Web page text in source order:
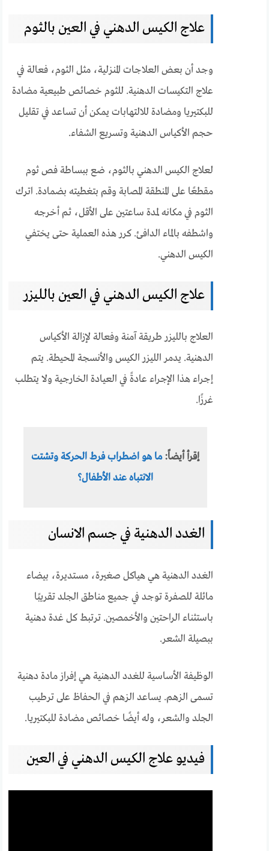
علاج الكيس الدهني في العين بالثوم
وجد أن بعض العلاجات المنزلية، مثل الثوم، فعالة في
علاج التكيسات الدهنية. للثوم خصائص طبيعية مضادة
للبكتيريا ومضادة للالتهابات يمكن أن تساعد في تقليل
حجم الأكياس الدهنية وتسريع الشفاء.
لعلاج الكيس الدهني بالثوم، ضع ببساطة فص ثوم
مقطعًا على المنطقة المصابة وقم بتغطيته بضمادة. اترك
الثوم في مكانه لمدة ساعتين على الأقل، ثم أخرجه
واشطفه بالماء الدافئ. كرر هذه العملية حتى يختفي
الكيس الدهني.
علاج الكيس الدهني في العين بالليزر
العلاج بالليزر طريقة آمنة وفعالة لإزالة الأكياس
الدهنية. يدمر الليزر الكيس والأنسجة المحيطة. يتم
إجراء هذا الإجراء عادةً في العيادة الخارجية ولا يتطلب
غرزًا.
إقرأ أيضاً:ما هو اضطراب فرط الحركة وتشتت
الانتباه عند الأطفال؟
الغدد الدهنية في جسم الانسان
الغدد الدهنية هي هياكل صغيرة، مستديرة، بيضاء
مائلة للصفرة توجد في جميع مناطق الجلد تقريبًا
باستثناء الراحتين والأخمصين. ترتبط كل غدة دهنية
ببصيلة الشعر.
الوظيفة الأساسية للغدد الدهنية هي إفراز مادة دهنية
تسمى الزهم. يساعد الزهم في الحفاظ على ترطيب
الجلد والشعر، وله أيضًا خصائص مضادة للبكتيريا.
فيديو علاج الكيس الدهني في العين